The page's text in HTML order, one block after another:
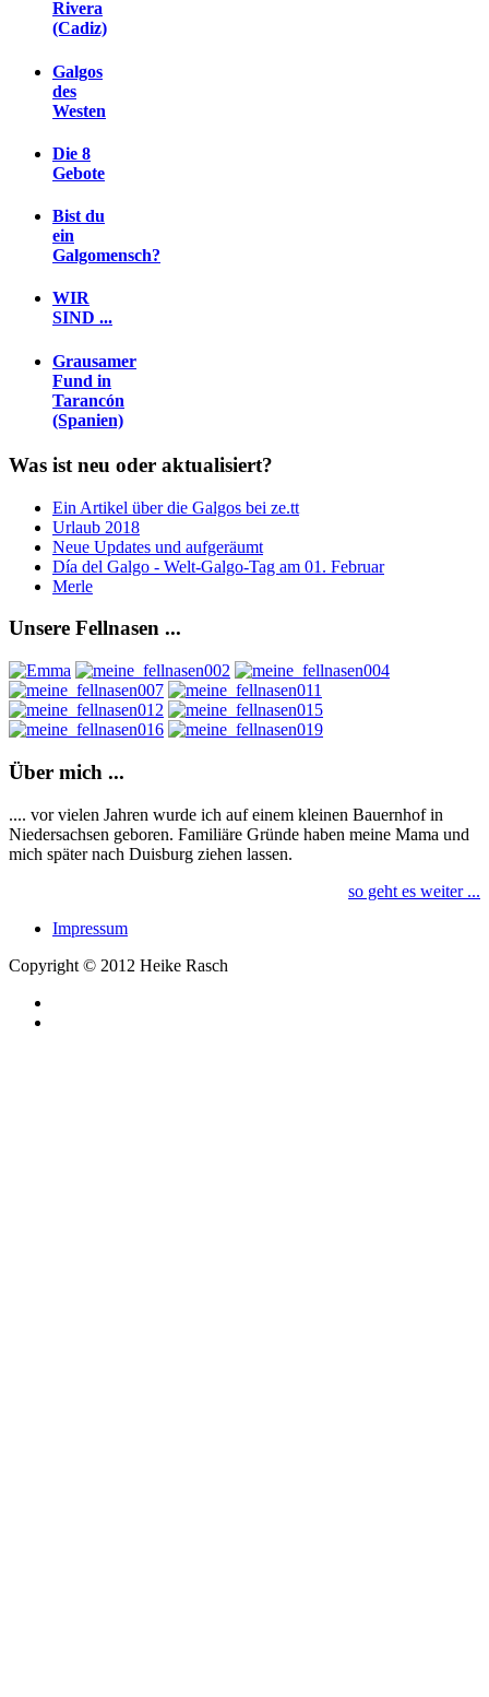
Rivera
(Cadiz)
Galgos
des
Westen
Die 8
Gebote
Bist du
ein
Galgomensch?
WIR
SIND ...
Grausamer
Fund in
Tarancón
(Spanien)
Was ist neu oder aktualisiert?
Ein Artikel über die Galgos bei ze.tt
Urlaub 2018
Neue Updates und aufgeräumt
Día del Galgo - Welt-Galgo-Tag am 01. Februar
Merle
Unsere Fellnasen ...
Über mich ...
.... vor vielen Jahren wurde ich auf einem kleinen Bauernhof in
Niedersachsen geboren. Familiäre Gründe haben meine Mama und
mich später nach Duisburg ziehen lassen.
so geht es weiter ...
Impressum
Copyright © 2012 Heike Rasch